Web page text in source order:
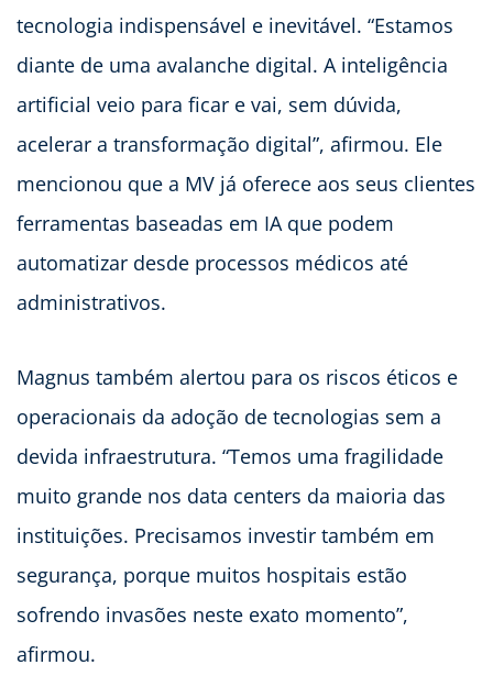
tecnologia indispensável e inevitável. “Estamos
diante de uma avalanche digital. A inteligência
artificial veio para ficar e vai, sem dúvida,
acelerar a transformação digital”, afirmou. Ele
mencionou que a MV já oferece aos seus clientes
ferramentas baseadas em IA que podem
automatizar desde processos médicos até
administrativos.
Magnus também alertou para os riscos éticos e
operacionais da adoção de tecnologias sem a
devida infraestrutura. “Temos uma fragilidade
muito grande nos data centers da maioria das
instituições. Precisamos investir também em
segurança, porque muitos hospitais estão
sofrendo invasões neste exato momento”,
afirmou.